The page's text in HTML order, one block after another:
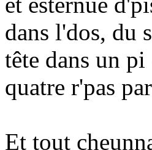
dans l'dos, du
tête dans un
quatre r'pas
Et tout